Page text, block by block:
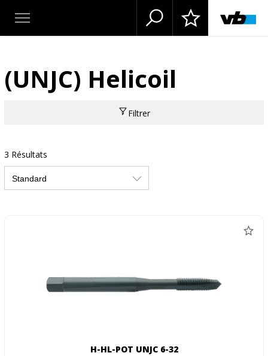
(UNJC) Helicoil
Filtrer
3 Résultats
H-HL-POT UNJC 6-32